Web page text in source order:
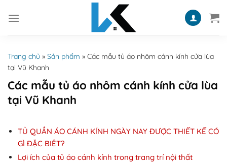
Trang chủ » Sản phẩm » Các mẫu tủ áo nhôm cánh kính cửa lùa
tại Vũ Khanh
Các mẫu tủ áo nhôm cánh kính cửa lùa
tại Vũ Khanh
TỦ QUẦN ÁO CÁNH KÍNH NGÀY NAY ĐƯỢC THIẾT KẾ CÓ
GÌ ĐẶC BIỆT?
Lợi ích của tủ áo cánh kính trong trang trí nội thất